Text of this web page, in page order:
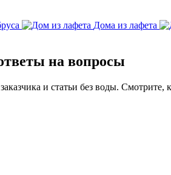
Дома из лафета
на вопросы
и статьи без воды. Смотрите,